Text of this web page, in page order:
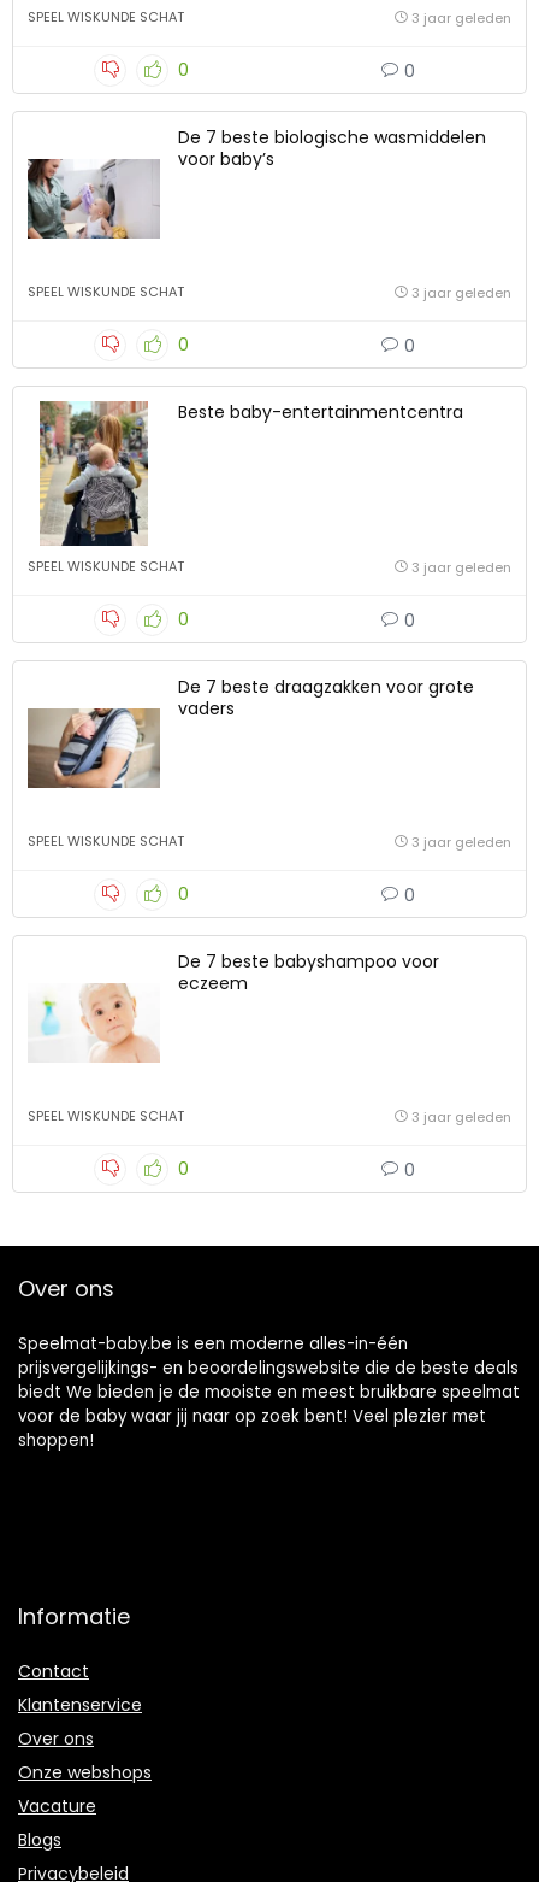
SPEEL WISKUNDE SCHAT 3 jaar geleden
0 0
De 7 beste biologische wasmiddelen
voor baby’s
SPEEL WISKUNDE SCHAT 3 jaar geleden
0 0
Beste baby-entertainmentcentra
SPEEL WISKUNDE SCHAT 3 jaar geleden
0 0
De 7 beste draagzakken voor grote
vaders
SPEEL WISKUNDE SCHAT 3 jaar geleden
0 0
De 7 beste babyshampoo voor
eczeem
SPEEL WISKUNDE SCHAT 3 jaar geleden
0 0
Over ons
Speelmat-baby.be is een moderne alles-in-één
prijsvergelijkings- en beoordelingswebsite die de beste deals
biedt We bieden je de mooiste en meest bruikbare speelmat
voor de baby waar jij naar op zoek bent! Veel plezier met
shoppen!
Informatie
Contact
Klantenservice
Over ons
Onze webshops
Vacature
Blogs
Privacybeleid